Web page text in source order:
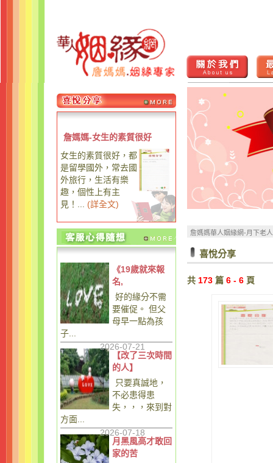
詹媽媽-女生的素質很好
女生的素質很好，都
是留學國外，常去國
外旅行，生活有樂
趣，個性上有主
見！...
(詳全文)
《19歲就來報
名,
好的緣分不需
要催促。 但父
母早一點為孩
子...
2026-07-21
【改了三次時間
的人】
只要真誠地，
不必患得患
失，，，來到對
方面...
2026-07-18
月黑風高才敢回
家的苦
詹媽媽華人姻緣網-月下老
喜悅分享
共 173 篇 6 - 6 頁